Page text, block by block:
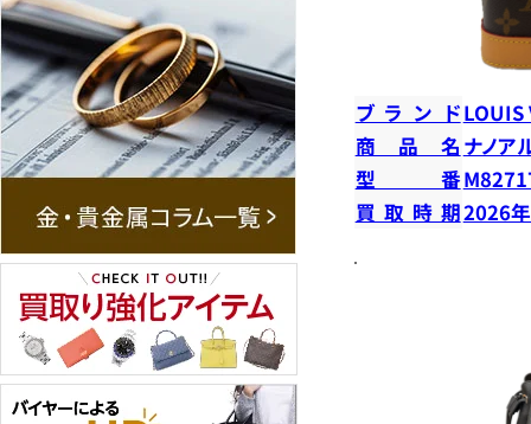
ブランドLOUIS
商品名 ナノア
型番
買取時期2026